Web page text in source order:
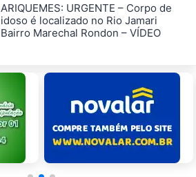
ARIQUEMES: URGENTE – Corpo de
idoso é localizado no Rio Jamari
Bairro Marechal Rondon – VÍDEO